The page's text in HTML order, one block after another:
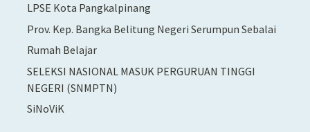
LPSE Kota Pangkalpinang
Prov. Kep. Bangka Belitung Negeri Serumpun Sebalai
Rumah Belajar
SELEKSI NASIONAL MASUK PERGURUAN TINGGI
NEGERI (SNMPTN)
SiNoViK